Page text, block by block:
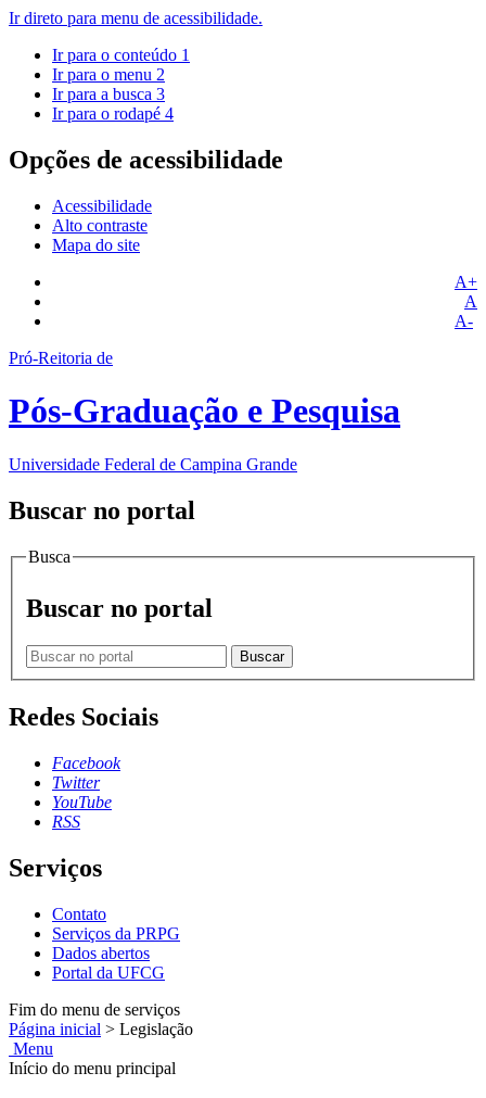
Ir direto para menu de acessibilidade.
Ir para o conteúdo 1
Ir para o menu 2
Ir para a busca 3
Ir para o rodapé 4
Opções de acessibilidade
Acessibilidade
Alto contraste
Mapa do site
A+
A
A-
Pró-Reitoria de
Pós-Graduação e Pesquisa
Universidade Federal de Campina Grande
Buscar no portal
Busca
Buscar no portal
Buscar
Redes Sociais
Facebook
Twitter
YouTube
RSS
Serviços
Contato
Serviços da PRPG
Dados abertos
Portal da UFCG
Fim do menu de serviços
Página inicial > Legislação
Menu
Início do menu principal